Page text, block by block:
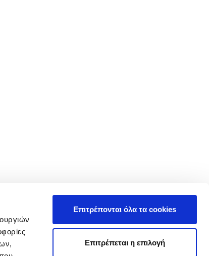
Επιτρέπονται όλα τα cookies
Επιτρέπεται η επιλογή